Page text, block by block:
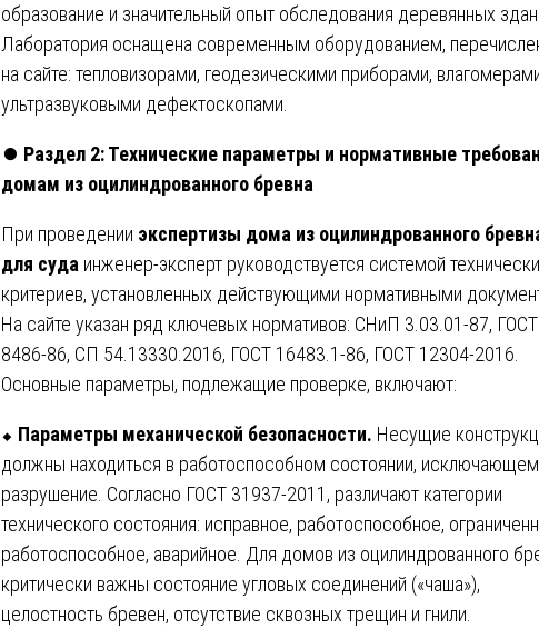
образование и значительный опыт обследования деревянных
Лаборатория оснащена современным оборудованием,
на сайте: тепловизорами, геодезическими приборами,
ультразвуковыми дефектоскопами.
⏺️ Раздел 2: Технические параметры и нормативные
домам из оцилиндрованного бревна
При проведении экспертизы дома из оцилиндрованного
для суда инженер-эксперт руководствуется системой
критериев, установленных действующими нормативными
На сайте указан ряд ключевых нормативов: СНиП 3.03.01-87, ГОСТ
8486-86, СП 54.13330.2016, ГОСТ 16483.1-86, ГОСТ 12304-2016.
Основные параметры, подлежащие проверке, включают:
⬥ Параметры механической безопасности. Несущие
должны находиться в работоспособном состоянии,
разрушение. Согласно ГОСТ 31937-2011, различают категории
технического состояния: исправное, работоспособное,
работоспособное, аварийное. Для домов из оцилиндрованного
критически важны состояние угловых соединений («чаша»),
целостность бревен, отсутствие сквозных трещин и гнили.